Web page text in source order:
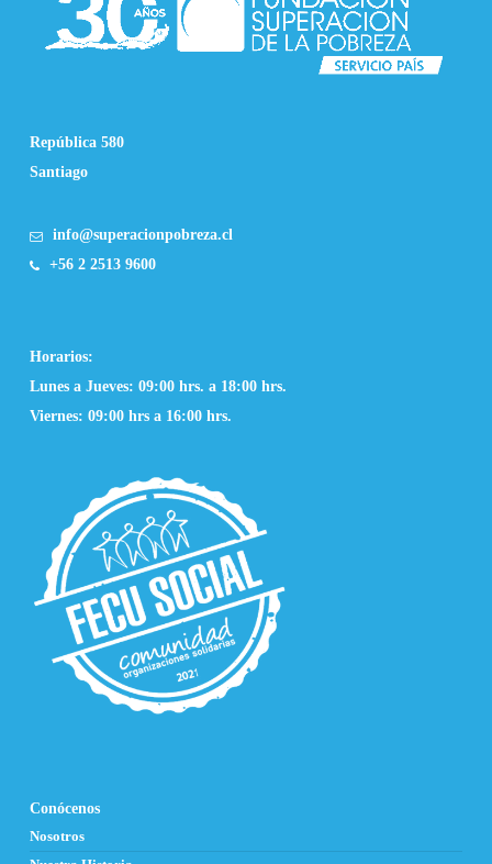
República 580
Santiago
info@superacionpobreza.cl
+56 2 2513 9600
Horarios:
Lunes a Jueves: 09:00 hrs. a 18:00 hrs.
Viernes: 09:00 hrs a 16:00 hrs.
Conócenos
Nosotros